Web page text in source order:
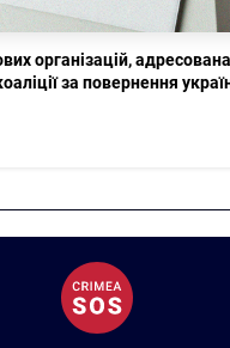
за запитом:
організацій,
за повернення